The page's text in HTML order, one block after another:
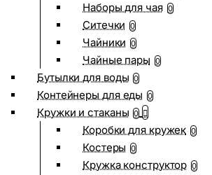
Наборы для чая 0
Ситечки 0
Чайники 0
Чайные пары 0
Бутылки для воды 0
Контейнеры для еды 0
Кружки и стаканы 0
Коробки для кружек 0
Костеры 0
Кружка конструктор 0